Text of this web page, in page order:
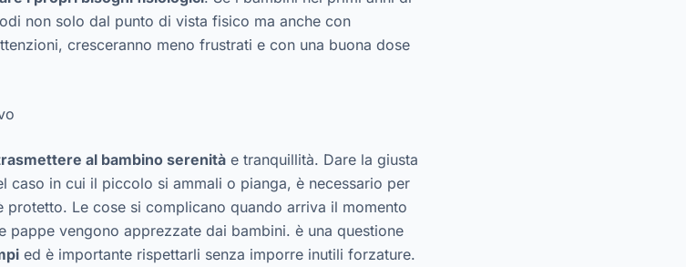
non solo dal punto di vista fisico ma anche con
cresceranno meno frustrati e con una buona dose
al bambino serenitàe tranquillità. Dare la giusta
caso in cui il piccolo si ammali o pianga, è necessario per
Le cose si complicano quando arriva il momento
pappe vengono apprezzate dai bambini. è una questione
ed è importante rispettarli senza imporre inutili forzature.